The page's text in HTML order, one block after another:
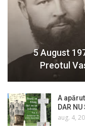
5 August
Preotul
A
DAR
aug. 4,